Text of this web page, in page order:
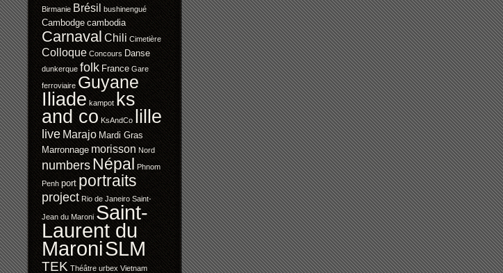
Birmanie Brésil bushinengué
Cambodge cambodia
CarnavalChili Cimetière
Colloque Concours Danse
dunkerque folk France Gare
ferroviaire Guyane
Iliade kampot ks
and co KsAndCo lille
live Marajo Mardi Gras
Marronnage morisson Nord
numbersNépal Phnom
Penh port portraits
project Rio de Janeiro Saint-
Jean du Maroni Saint-
Laurent du
MaroniSLM
TEK Théâtre urbex Vietnam